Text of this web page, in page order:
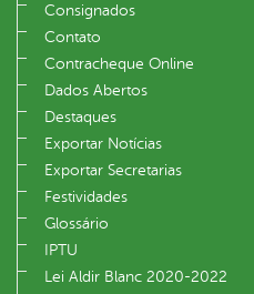
Consignados
Contato
Contracheque Online
Dados Abertos
Destaques
Exportar Notícias
Exportar Secretarias
Festividades
Glossário
IPTU
Lei Aldir Blanc 2020-2022